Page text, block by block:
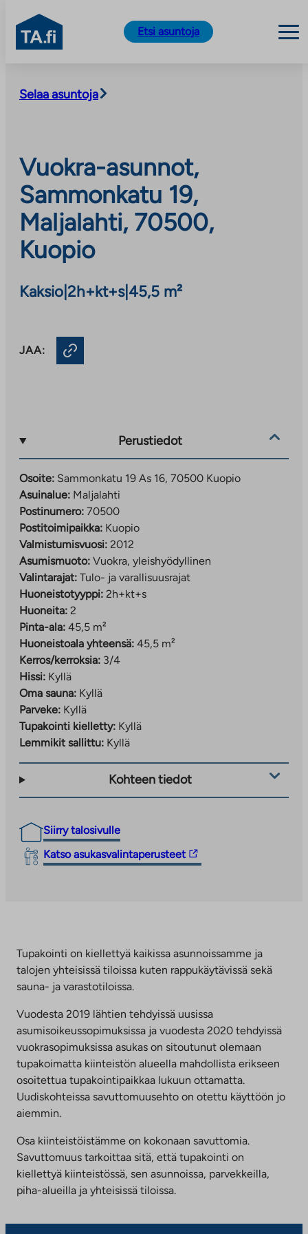
sisältöön
TA.fi
Etsi asuntoja
Selaa asuntoja
Vuokra-asunnot,
Sammonkatu 19,
Maljalahti, 70500,
Kuopio
Kaksio 2h+kt+s| 45,5 m²
JAA:
Perustiedot
Osoite: Sammonkatu 19 As 16, 70500 Kuopio
Asuinalue: Maljalahti
Postinumero: 70500
Postitoimipaikka: Kuopio
Valmistumisvuosi: 2012
Asumismuoto: Vuokra, yleishyödyllinen
Valintarajat: Tulo- ja varallisuusrajat
Huoneistotyyppi: 2h+kt+s
Huoneita: 2
Pinta-ala: 45,5 m²
Huoneistoala yhteensä: 45,5 m²
Kerros/kerroksia: 3/4
Hissi: Kyllä
Oma sauna: Kyllä
Parveke: Kyllä
Tupakointi kielletty: Kyllä
Lemmikit sallittu: Kyllä
Kohteen tiedot
Siirry talosivulle
Katso asukasvalintaperusteet
Linkki
vie
uuteen
välilehteen
Tupakointi on kiellettyä kaikissa asunnoissamme ja
talojen yhteisissä tiloissa kuten rappukäytävissä sekä
sauna- ja varastotiloissa.
Vuodesta 2019 lähtien tehdyissä uusissa
asumisoikeussopimuksissa ja vuodesta 2020 tehdyissä
vuokrasopimuksissa asukas on sitoutunut olemaan
tupakoimatta kiinteistön alueella mahdollista erikseen
osoitettua tupakointipaikkaa lukuun ottamatta.
Uudiskohteissa savuttomuusehto on otettu käyttöön jo
aiemmin.
Osa kiinteistöistämme on kokonaan savuttomia.
Savuttomuus tarkoittaa sitä, että tupakointi on
kiellettyä kiinteistössä, sen asunnoissa, parvekkeilla,
piha-alueilla ja yhteisissä tiloissa.